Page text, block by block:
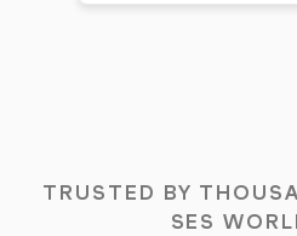
TRUSTED BY
SES